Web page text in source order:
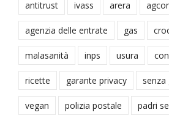
antitrust ivass arera
agenzia delle entrate gas
malasanità inps usura
ricette garante privacy senza
vegan polizia postale padri